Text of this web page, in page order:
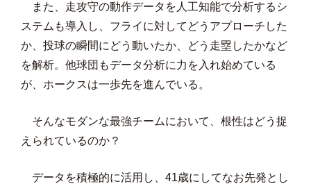
また、走攻守の動作データを人工知能で分析するシ
ステムも導入し、フライに対してどうアプローチした
か、投球の瞬間にどう動いたか、どう走塁したかなど
を解析。他球団もデータ分析に力を入れ始めている
が、ホークスは一歩先を進んでいる。
そんなモダンな最強チームにおいて、根性はどう捉
えられているのか？
データを積極的に活用し、41歳にしてなお先発とし